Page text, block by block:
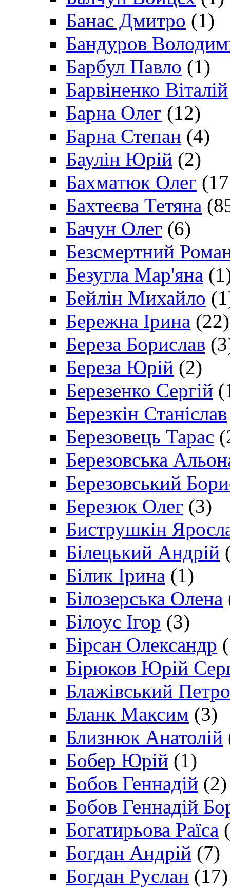
Банас Дмитро (1)
Бандуров
Барбул Павло (1)
Барвіненко Віталій
Барна Олег (12)
Барна Степан (4)
Баулін Юрій (2)
Бахматюк Олег
Бахтеєва Тетяна
Бачун Олег (6)
Безсмертний
Безугла Мар'яна
Бейлін Михайло
Бережна Ірина (22)
Береза Борислав
Береза Юрій (2)
Березенко Сергій
Березкін Станіслав
Березовець Тарас
Березовська
Березовський
Березюк Олег (3)
Биструшкін
Білецький Андрій
Білик Ірина (1)
Білозерська Олена
Білоус Ігор (3)
Бірсан Олександр
Бірюков Юрій
Блажівський Петро
Бланк Максим (3)
Близнюк Анатолій
Бобер Юрій (1)
Бобов Геннадій (2)
Бобов Геннадій
Богатирьова Раїса
Богдан Андрій (7)
Богдан Руслан (17)